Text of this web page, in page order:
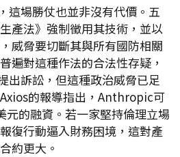
場勝仗也並非沒有代價。五
產法》強制徵用其技術，並以
威脅要切斷其與所有國防相關
遍對這種作法的合法性存疑，
訴訟，但這種政治威脅已足
的報導指出，Anthropic可
元的融資。若一家堅持倫理立場
復行動逼入財務困境，這對產
約更大。